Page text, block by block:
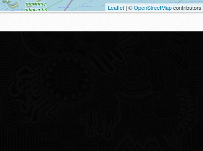
Leaflet | ©OpenStreetMapcontributors